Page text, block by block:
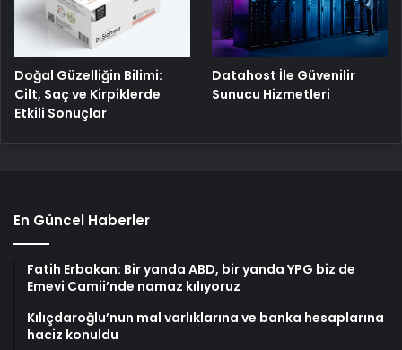
Doğal Güzelliğin Bilimi:
Cilt, Saç ve Kirpiklerde
Etkili Sonuçlar
Datahost İle Güvenilir
Sunucu Hizmetleri
En Güncel Haberler
Fatih Erbakan: Bir yanda ABD, bir yanda YPG biz de
Emevi Camii’nde namaz kılıyoruz
Kılıçdaroğlu’nun mal varlıklarına ve banka hesaplarına
haciz konuldu